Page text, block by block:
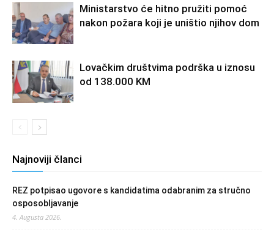
Ministarstvo će hitno pružiti pomoć
nakon požara koji je uništio njihov dom
Lovačkim društvima podrška u iznosu
od 138.000 KM
Najnoviji članci
REZ potpisao ugovore s kandidatima odabranim za stručno
osposobljavanje
4. Augusta 2026.